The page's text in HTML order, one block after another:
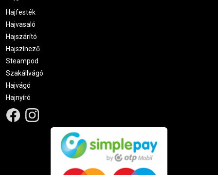
Hajfesték
Hajvasaló
Hajszárító
Hajszínező
Steampod
Szakállvágó
Hajvágó
Hajnyíró